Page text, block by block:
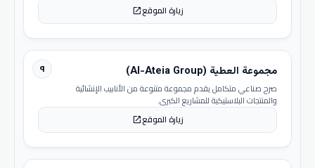
زيارة الموقعopen_in_new
٩ مجموعة العطية (Al-Ateia Group)
صرح صناعي متكامل يقدم مجموعة متنوعة من الأنابيب الإنشائية
والمنتجات البلاستيكية للمشاريع الكبرى.
زيارة الموقعopen_in_new